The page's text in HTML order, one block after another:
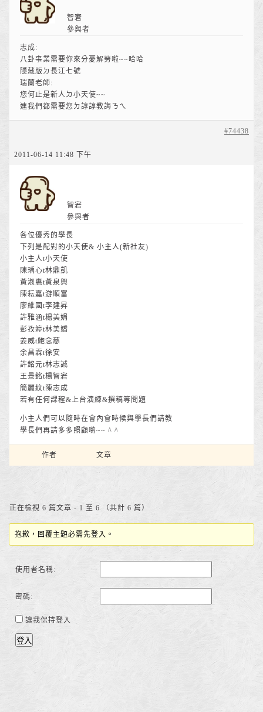
智宭
參與者
志成:
八卦事業需要你來分憂解勞啦~~哈哈
隱藏版ㄉ長江七號
瑞蘭老師:
您何止是新人ㄉ小天使~~
連我們都需要您ㄉ諄諄教誨ㄋㄟ
2011-06-14 11:48 下午
#74438
智宭
參與者
各位優秀的學長
下列是配對的小天使& 小主人(新社友)
小主人t小天使
陳瑀心t林鼎凱
黃淑惠t黃泉興
陳耘嘉t游順富
廖維國t李建昇
許雅涵t楊美娟
彭孜婷t林美嬌
姜威t鮑念慈
余昌霖t徐安
許銘元t林志誠
王景銘t楊智宭
簡麗紋t陳志成
若有任何課程&上台演練&撰稿等問題
小主人們可以隨時在會內會時候與學長們請教
學長們再請多多照顧喲~~ ^ ^
作者 文章
正在檢視 6 篇文章 - 1 至 6 （共計 6 篇）
抱歉，回覆主題必需先登入。
使用者名稱:
密碼:
讓我保持登入
登入